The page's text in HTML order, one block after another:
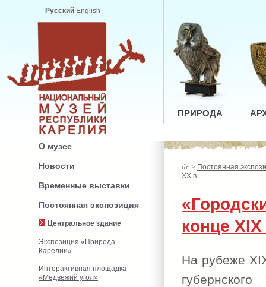
Русский English
ПРИРОДА
О музее
Новости
Временные выставки
Постоянная экспозиция
Центральное здание
Экспозиция «Природа
Карелии»
Интерактивная площадка
«Медвежий угол»
> Постоянная
ХХ в.
конце
На рубеже